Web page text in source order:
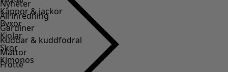
Kappor & jackor
Byxor
Kjolar
Skor
Kimonos
Nyheter
All inredning
Gardiner
Kuddar & kuddfodral
Mattor
Frotté